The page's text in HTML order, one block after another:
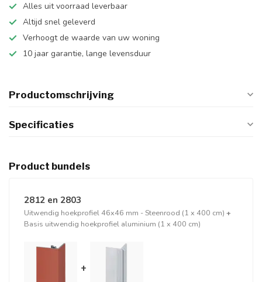
Alles uit voorraad leverbaar
Altijd snel geleverd
Verhoogt de waarde van uw woning
10 jaar garantie, lange levensduur
Productomschrijving
Specificaties
Product bundels
2812 en 2803
Uitwendig hoekprofiel 46x46 mm - Steenrood (1 x 400 cm) +
Basis uitwendig hoekprofiel aluminium (1 x 400 cm)
+